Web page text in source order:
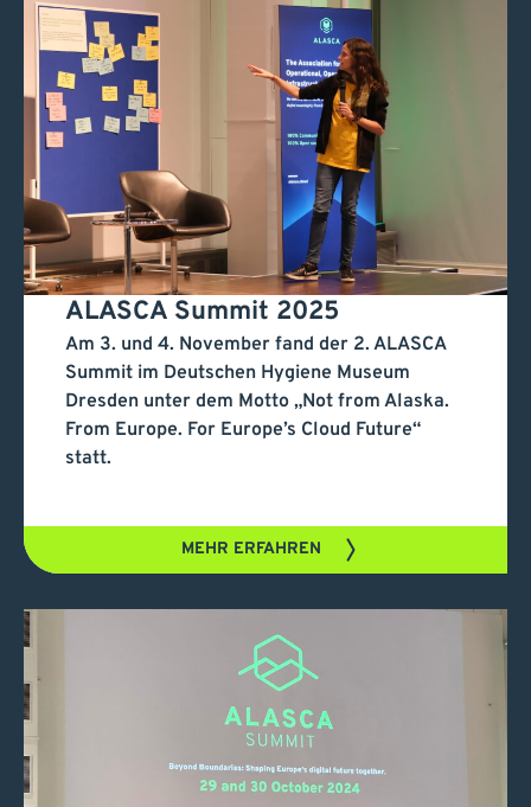
ALASCA Summit 2025
Am 3. und 4. November fand der 2. ALASCA
Summit im Deutschen Hygiene Museum
Dresden unter dem Motto „Not from Alaska.
From Europe. For Europe’s Cloud Future“
statt.
ALASCA Summit 2025
MEHR ERFAHREN